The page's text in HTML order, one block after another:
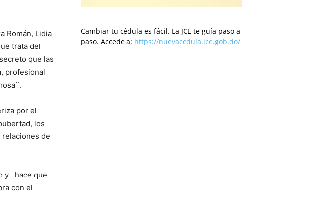
Román, Lidia
trata del
que las
profesional
por el
los
relaciones de
y hace que
con el
Cambiar tu cédula es fácil. La JCE te guía paso a
paso. Accede a: https://nuevacedula.jce.gob.do/